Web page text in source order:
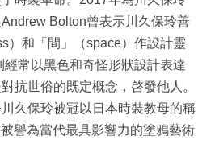
Bolton曾表示川久保玲善
）和「間」（space）作設計靈
常以黑色和奇怪形狀設計表達
抗世俗的既定概念，啓發他人。
久保玲被冠以日本時裝教母的稱
譽為當代最具影響力的塗鴉藝術